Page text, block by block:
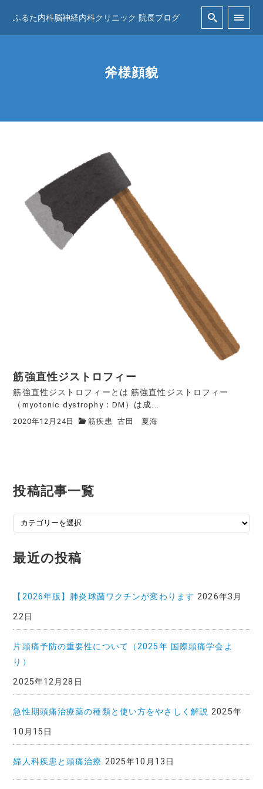
ふるた内科脳神経内科クリニック 院長ブログ
斧様顔貌
筋強直性ジストロフィー
筋強直性ジストロフィーとは 筋強直性ジストロフィー
（myotonic dystrophy：DM）は成...
2020年12月24日 筋疾患 古田 夏海
投稿記事一覧
投
稿
記
事
覧
最近の投稿
【2026年版】肺炎球菌ワクチンが変わります 2026年3月
22日
片頭痛予防の重要性について（2025年 国際頭痛学会よ
り）
2025年12月28日
急性期頭痛治療薬の種類と使い方をやさしく解説 2025年
10月15日
婦人科疾患と頭痛治療 2025年10月13日